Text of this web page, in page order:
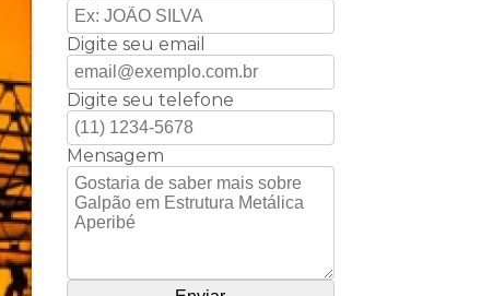
Digite seu email
Digite seu telefone
Mensagem